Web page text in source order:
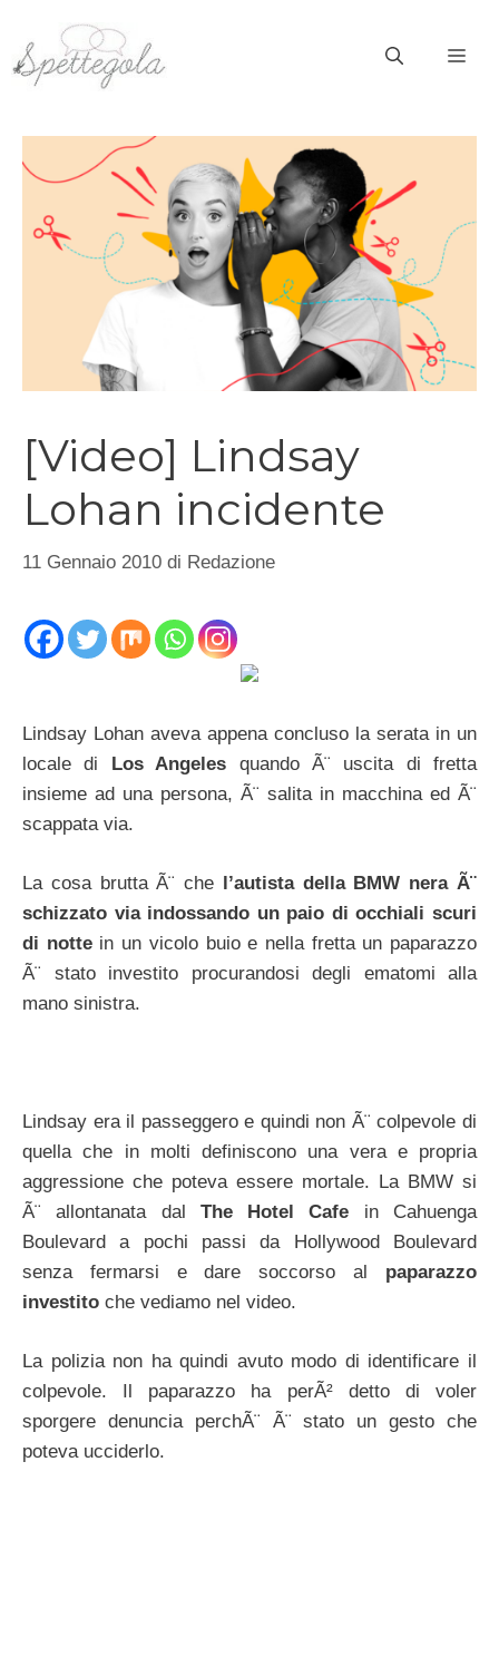
contenuto
[Video] Lindsay
Lohan incidente
11 Gennaio 2010 di Redazione
Lindsay Lohan aveva appena concluso la serata in un
locale di
Los Angeles quando Ã¨ uscita di fretta
insieme ad una persona, Ã¨ salita in macchina ed Ã¨
scappata via.
La cosa brutta Ã¨ che l’autista della BMW nera Ã¨
schizzato via indossando un paio di occhiali scuri
di nottein un vicolo buio e nella fretta un paparazzo
Ã¨ stato investito procurandosi degli ematomi alla
mano sinistra.
Lindsay era il passeggero e quindi non Ã¨ colpevole di
quella che in molti definiscono una vera e propria
aggressione che poteva essere mortale. La BMW si
Ã¨ allontanata dal The Hotel Cafe in Cahuenga
Boulevard a pochi passi da Hollywood Boulevard
senza fermarsi e dare soccorso al paparazzo
investito che vediamo nel video.
La polizia non ha quindi avuto modo di identificare il
colpevole. Il paparazzo ha perÃ² detto di voler
sporgere denuncia perchÃ¨ Ã¨ stato un gesto che
poteva ucciderlo.